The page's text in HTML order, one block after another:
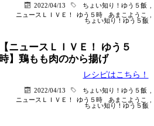
2022/04/13 ちょい知り！ゆう５飯
ニュースＬＩＶＥ！ ゆう５時
あまこようこ
ちょい知り！ゆう５飯
【ニュースＬＩＶＥ！ ゆう５
時】鶏もも肉のから揚げ
レシピはこちら！
2022/04/13 ちょい知り！ゆう５飯
ニュースＬＩＶＥ！ ゆう５時
あまこようこ
ちょい知り！ゆう５飯